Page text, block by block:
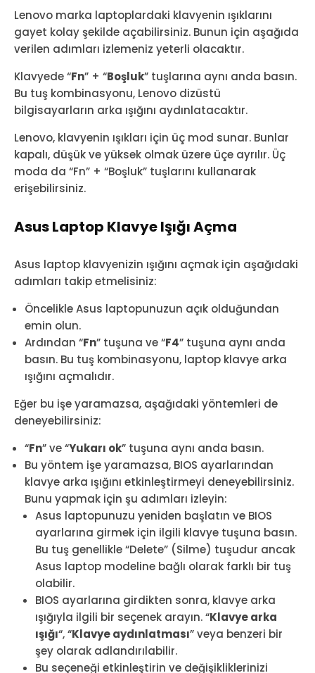
Lenovo marka laptoplardaki klavyenin ışıklarını
gayet kolay şekilde açabilirsiniz. Bunun için aşağıda
verilen adımları izlemeniz yeterli olacaktır.
Klavyede “Fn” + “Boşluk” tuşlarına aynı anda basın.
Bu tuş kombinasyonu, Lenovo dizüstü
bilgisayarların arka ışığını aydınlatacaktır.
Lenovo, klavyenin ışıkları için üç mod sunar. Bunlar
kapalı, düşük ve yüksek olmak üzere üçe ayrılır. Üç
moda da “Fn” + “Boşluk” tuşlarını kullanarak
erişebilirsiniz.
Asus Laptop Klavye Işığı Açma
Asus laptop klavyenizin ışığını açmak için aşağıdaki
adımları takip etmelisiniz:
Öncelikle Asus laptopunuzun açık olduğundan
emin olun.
Ardından “Fn” tuşuna ve “F4” tuşuna aynı anda
basın. Bu tuş kombinasyonu, laptop klavye arka
ışığını açmalıdır.
Eğer bu işe yaramazsa, aşağıdaki yöntemleri de
deneyebilirsiniz:
“Fn” ve “Yukarı ok” tuşuna aynı anda basın.
Bu yöntem işe yaramazsa, BIOS ayarlarından
klavye arka ışığını etkinleştirmeyi deneyebilirsiniz.
Bunu yapmak için şu adımları izleyin:
Asus laptopunuzu yeniden başlatın ve BIOS
ayarlarına girmek için ilgili klavye tuşuna basın.
Bu tuş genellikle “Delete” (Silme) tuşudur ancak
Asus laptop modeline bağlı olarak farklı bir tuş
olabilir.
BIOS ayarlarına girdikten sonra, klavye arka
ışığıyla ilgili bir seçenek arayın. “Klavye arka
ışığı“, “Klavye aydınlatması” veya benzeri bir
şey olarak adlandırılabilir.
Bu seçeneği etkinleştirin ve değişikliklerinizi